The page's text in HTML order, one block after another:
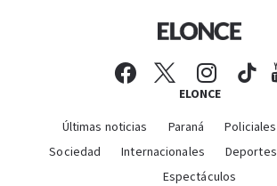
ELONCE
Últimas noticias Paraná Policiales
Sociedad
Internacionales Deportes
Espectáculos